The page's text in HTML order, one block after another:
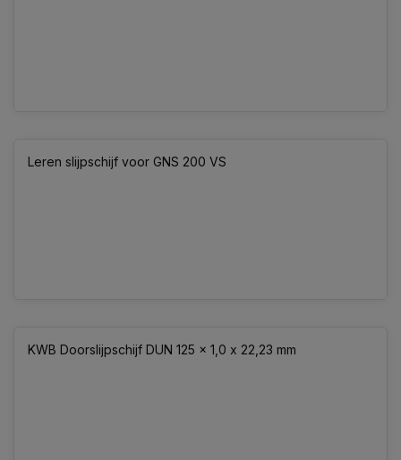
Leren slijpschijf voor GNS 200 VS
KWB Doorslijpschijf DUN 125 x 1,0 x 22,23 mm